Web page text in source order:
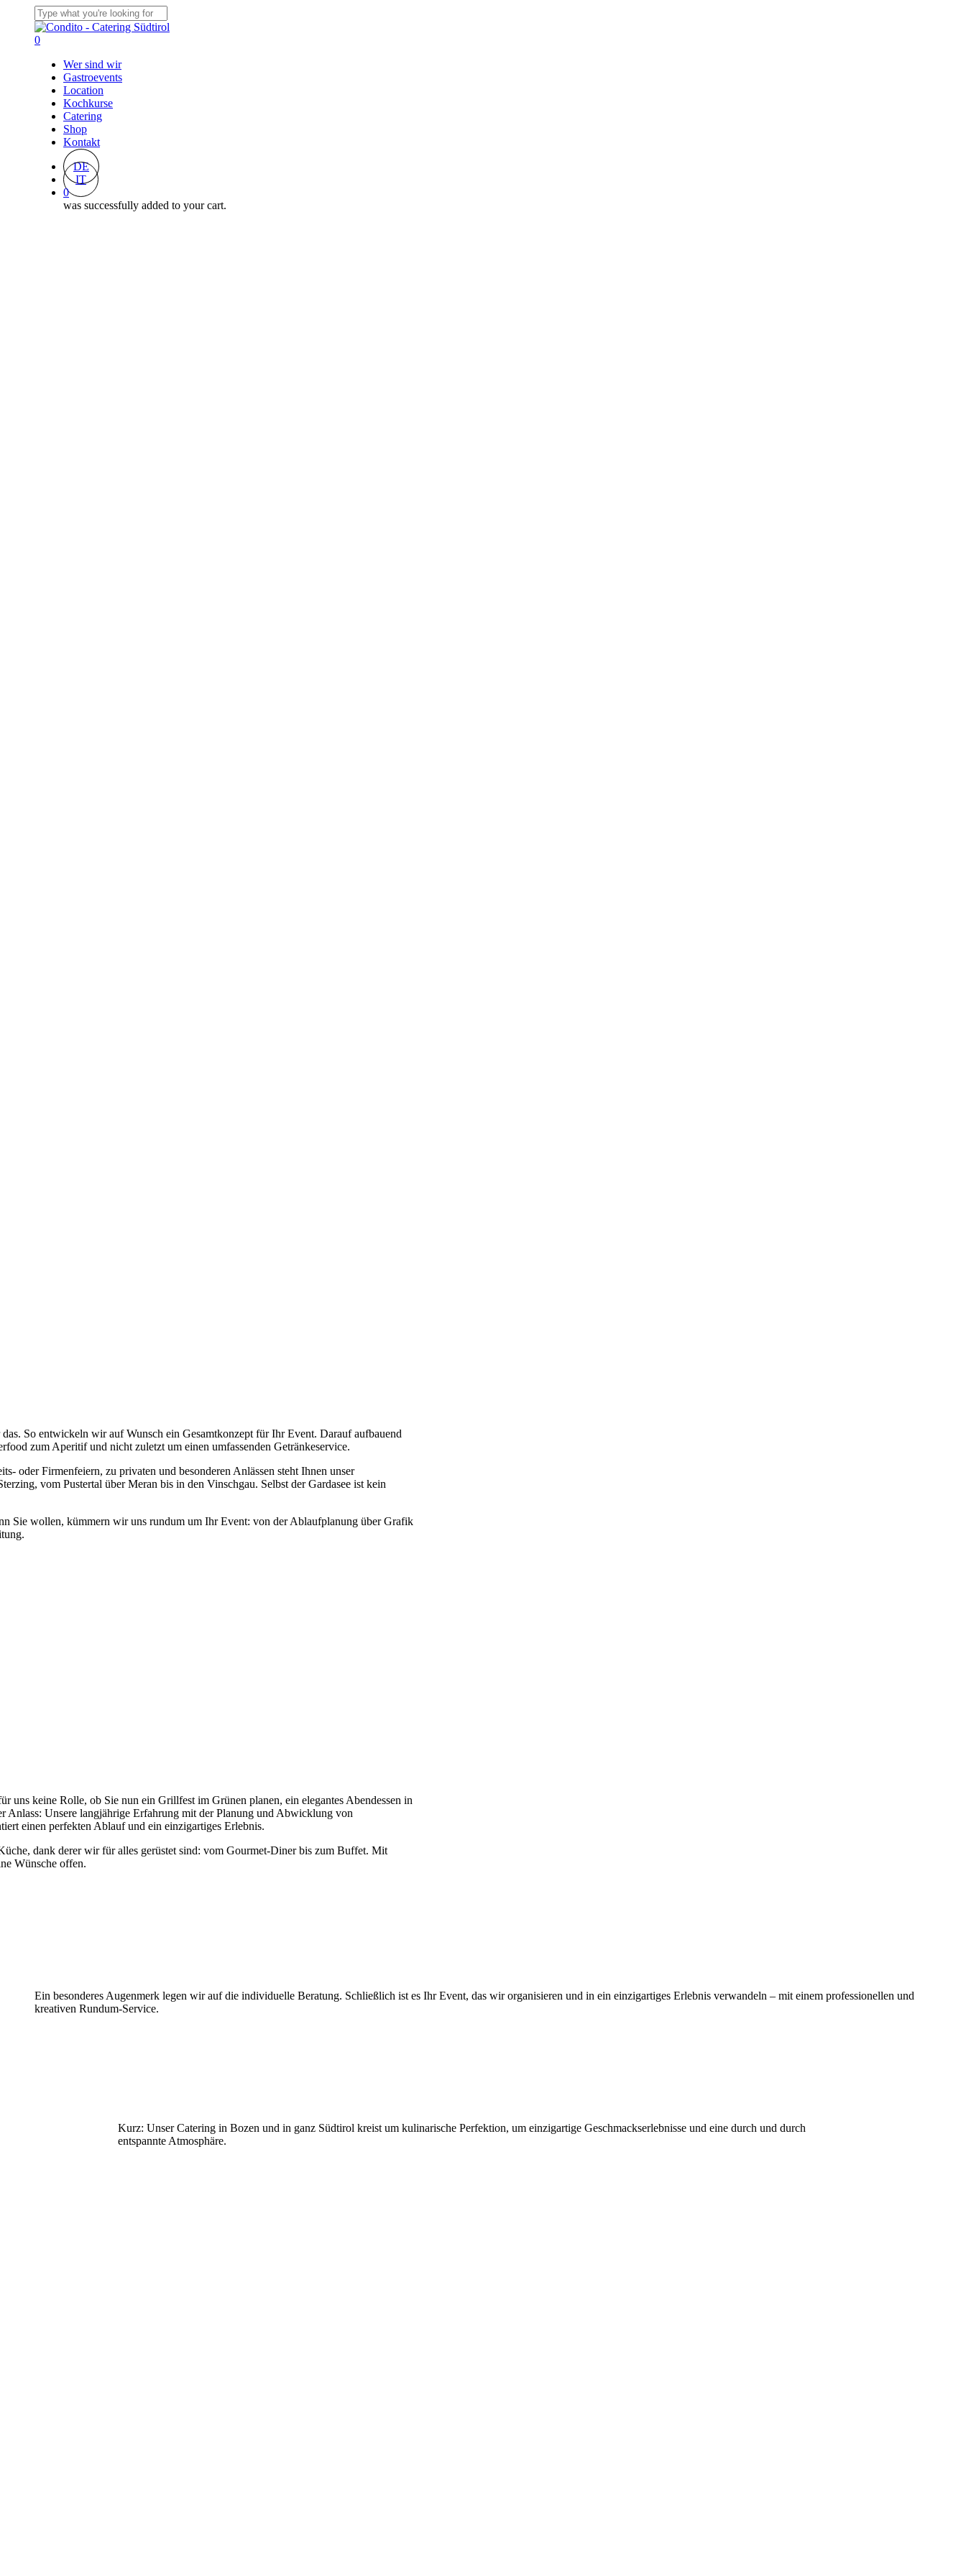
Close
Search
0
Wer sind wir
Gastroevents
Location
Kochkurse
Catering
Shop
Kontakt
DE
IT
0
was successfully added to your cart.
So entwickeln wir auf Wunsch ein Gesamtkonzept für Ihr Event. Darauf aufbauend
zum Aperitif und nicht zuletzt um einen umfassenden Getränkeservice.
oder Firmenfeiern, zu privaten und besonderen Anlässen steht Ihnen unser
vom Pustertal über Meran bis in den Vinschgau. Selbst der Gardasee ist kein
Sie wollen, kümmern wir uns rundum um Ihr Event: von der Ablaufplanung über Grafik
uns keine Rolle, ob Sie nun ein Grillfest im Grünen planen, ein elegantes Abendessen in
Anlass: Unsere langjährige Erfahrung mit der Planung und Abwicklung von
einen perfekten Ablauf und ein einzigartiges Erlebnis.
dank derer wir für alles gerüstet sind: vom Gourmet-Diner bis zum Buffet. Mit
Wünsche offen.
Ein besonderes Augenmerk legen wir auf die individuelle Beratung. Schließlich ist es Ihr Event, das wir organisieren und in ein einzigartiges Erlebnis verwandeln – mit einem professionellen und
kreativen Rundum-Service.
Kurz: Unser Catering in Bozen und in ganz Südtirol kreist um kulinarische Perfektion, um einzigartige Geschmackserlebnisse und eine durch und durch
entspannte Atmosphäre.